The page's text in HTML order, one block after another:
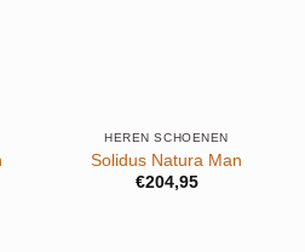
HEREN SCHOENEN
Solidus Natura Man
€204,95